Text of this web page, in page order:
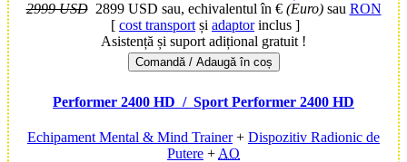
2999 USD2899 USD sau, echivalentul în € (Euro)sau RON
[ cost transport și adaptorinclus ]
Asistență și suport adițional gratuit !
Comandă / Adaugă în coș
Performer 2400 HD / Sport Performer 2400 HD
Echipament Mental & Mind Trainer+ Dispozitiv Radionic de
Putere + AO